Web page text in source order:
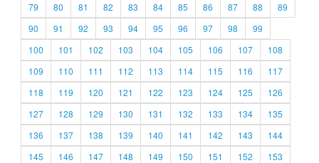
79
80 81 82 83 84 85 86 87 88
89
90
91 92 93 94 95 96 97 98
99
100
101 102 103 104 105 106 107
108
109
110 111 112 113 114 115 116
117
118
119 120 121 122 123 124 125
126
127
128 129 130 131 132 133 134
135
136
137 138 139 140 141 142 143
144
145
146 147 148 149 150 151 152
153